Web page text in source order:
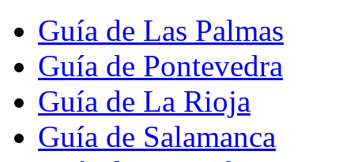
Guía de Las Palmas
Guía de Pontevedra
Guía de La Rioja
Guía de Salamanca